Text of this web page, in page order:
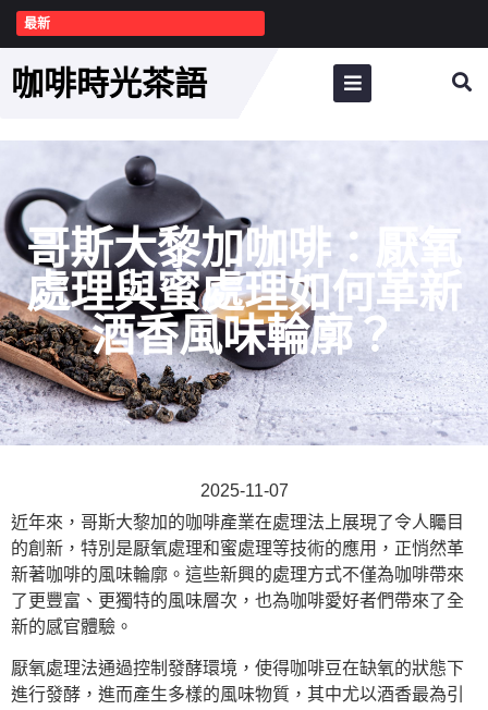
最新
咖啡時光茶語
哥斯大黎加咖啡：厭氧
處理與蜜處理如何革新
酒香風味輪廓？
2025-11-07
近年來，哥斯大黎加的咖啡產業在處理法上展現了令人矚目
的創新，特別是厭氧處理和蜜處理等技術的應用，正悄然革
新著咖啡的風味輪廓。這些新興的處理方式不僅為咖啡帶來
了更豐富、更獨特的風味層次，也為咖啡愛好者們帶來了全
新的感官體驗。
厭氧處理法通過控制發酵環境，使得咖啡豆在缺氧的狀態下
進行發酵，進而產生多樣的風味物質，其中尤以酒香最為引